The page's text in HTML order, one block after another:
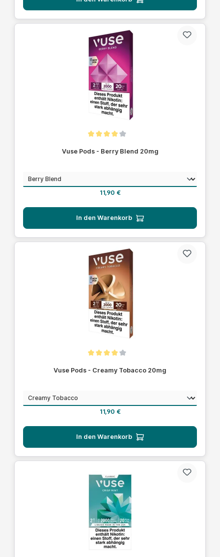
Vuse Pods - Berry Blend 20mg
Geschmack
Regulärer Preis:
11,90 €
In den Warenkorb
Vuse Pods - Creamy Tobacco 20mg
Geschmackauswählen
Regulärer Preis:
11,90 €
In den Warenkorb